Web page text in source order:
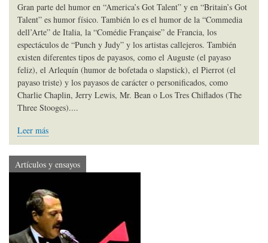
Gran parte del humor en “America’s Got Talent” y en “Britain’s Got
Talent” es humor físico. También lo es el humor de la “Commedia
dell’Arte” de Italia, la “Comédie Française” de Francia, los
espectáculos de “Punch y Judy” y los artistas callejeros. También
existen diferentes tipos de payasos, como el Auguste (el payaso
feliz), el Arlequín (humor de bofetada o slapstick), el Pierrot (el
payaso triste) y los payasos de carácter o personificados, como
Charlie Chaplin, Jerry Lewis, Mr. Bean o Los Tres Chiflados (The
Three Stooges)....
Leer más
Artículos y ensayos